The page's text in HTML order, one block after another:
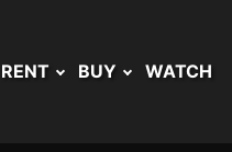
RENT BUY WATCH